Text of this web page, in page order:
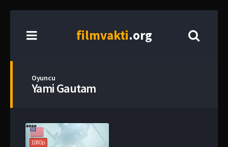
filmvakti.org
Oyuncu
Yami Gautam
1080p